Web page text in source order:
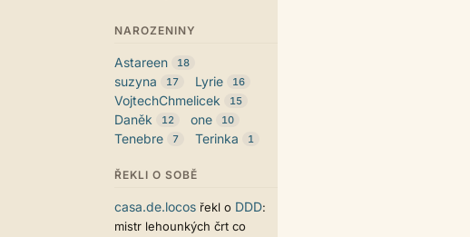
NAROZENINY
Astareen 18
suzyna 17 Lyrie 16
VojtechChmelicek 15
Daněk 12 one 10
Tenebre 7 Terinka 1
ŘEKLI O SOBĚ
casa.de.locos řekl o DDD:
mistr lehounkých črt co